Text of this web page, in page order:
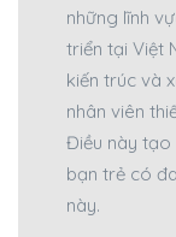
những lĩnh
triển tại Việt
kiến trúc và
nhân viên
Điều này tạo
bạn trẻ có
này.